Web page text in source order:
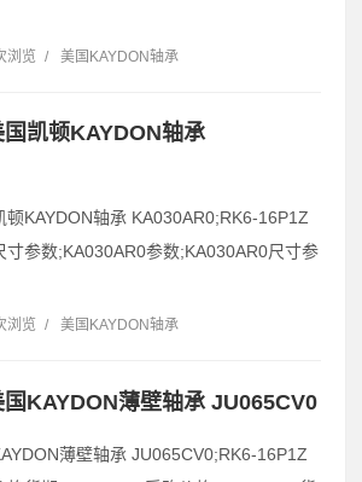
浏览 / 美国KAYDON轴承
凯顿KAYDON轴承
顿KAYDON轴承 KA030AR0;RK6-16P1Z
寸参数;KA030AR0参数;KA030AR0尺寸参
浏览 / 美国KAYDON轴承
KAYDON薄壁轴承 JU065CV0
薄壁轴承 JU065CV0;RK6-16P1Z